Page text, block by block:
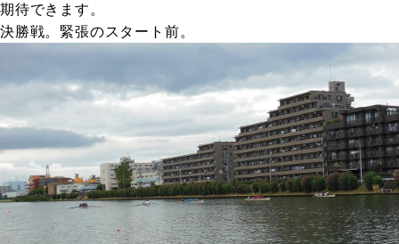
期待できます。
決勝戦。緊張のスタート前。